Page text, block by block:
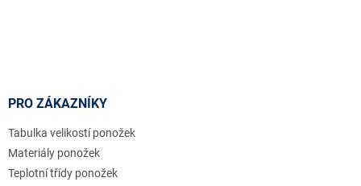
PRO ZÁKAZNÍKY
Tabulka velikostí ponožek
Materiály ponožek
Teplotní třídy ponožek